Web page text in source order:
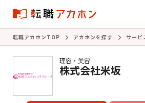
転職アカホンTOP アカホンを探す サービ
理容・美容
株式会社米坂